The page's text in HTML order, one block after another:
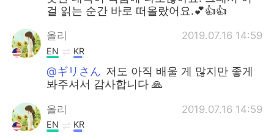
걸 읽는 순간 바로 떠올랐어요.💕👍👍
올리 2019.07.16 14:59
EN KR
@ギリさん 저도 아직 배울 게 많지만 좋게
봐주셔서 감사합니다 🙏
올리 2019.07.16 14:59
EN KR